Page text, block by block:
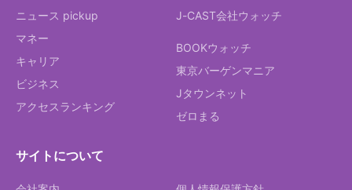
ニュース pickup
マネー
キャリア
ビジネス
アクセスランキング
J-CAST会社ウォッチ
BOOKウォッチ
東京バーゲンマニア
Jタウンネット
ゼロまる
サイトについて